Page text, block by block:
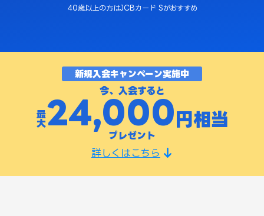
40歳以上の方はJCBカード Sがおすすめ
新規入会キャンペーン実施中
今、入会すると
最
大24,000 円相当
プレゼント
詳しくはこちら